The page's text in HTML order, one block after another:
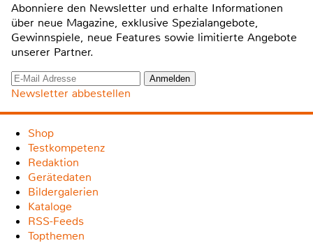
Abonniere den Newsletter und erhalte Informationen
über neue Magazine, exklusive Spezialangebote,
Gewinnspiele, neue Features sowie limitierte Angebote
unserer Partner.
Newsletter abbestellen
Shop
Testkompetenz
Redaktion
Gerätedaten
Bildergalerien
Kataloge
RSS-Feeds
Topthemen